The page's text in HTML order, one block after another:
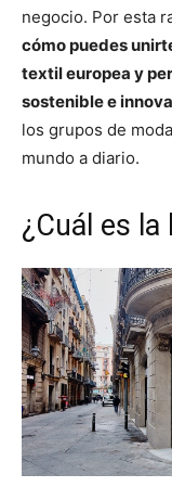
negocio. Por esta
cómo puedes
textil europea y
sostenible e
los grupos de
mundo a diario.
¿Cuál es